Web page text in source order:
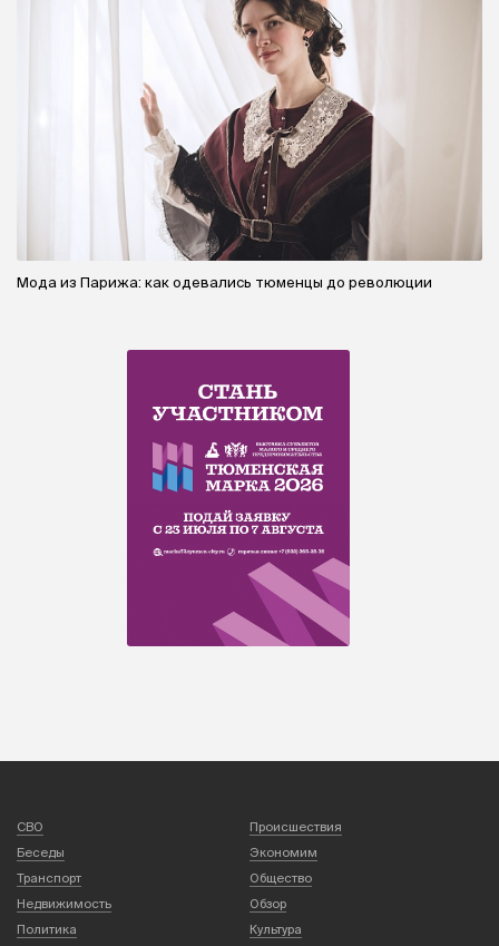
Мода из Парижа: как одевались тюменцы до революции
СВО
Происшествия
Беседы
Экономим
Транспорт
Общество
Недвижимость
Обзор
Политика
Культура